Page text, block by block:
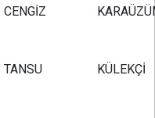
CENGİZ
TANSU KÜLEKÇİ